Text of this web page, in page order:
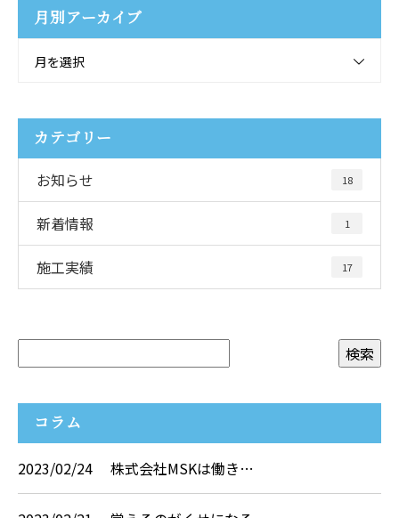
月別アーカイブ
月を選択
カテゴリー
お知らせ 18
新着情報 1
施工実績 17
コラム
2023/02/24 株式会社MSKは働き…